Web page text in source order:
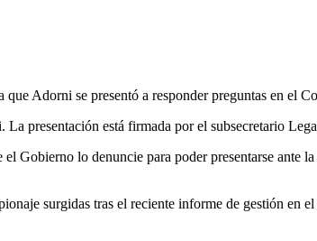
Adorni se presentó a responder preguntas en el
presentación está firmada por el subsecretario
Gobierno lo denuncie para poder presentarse
surgidas tras el reciente informe de gestión en